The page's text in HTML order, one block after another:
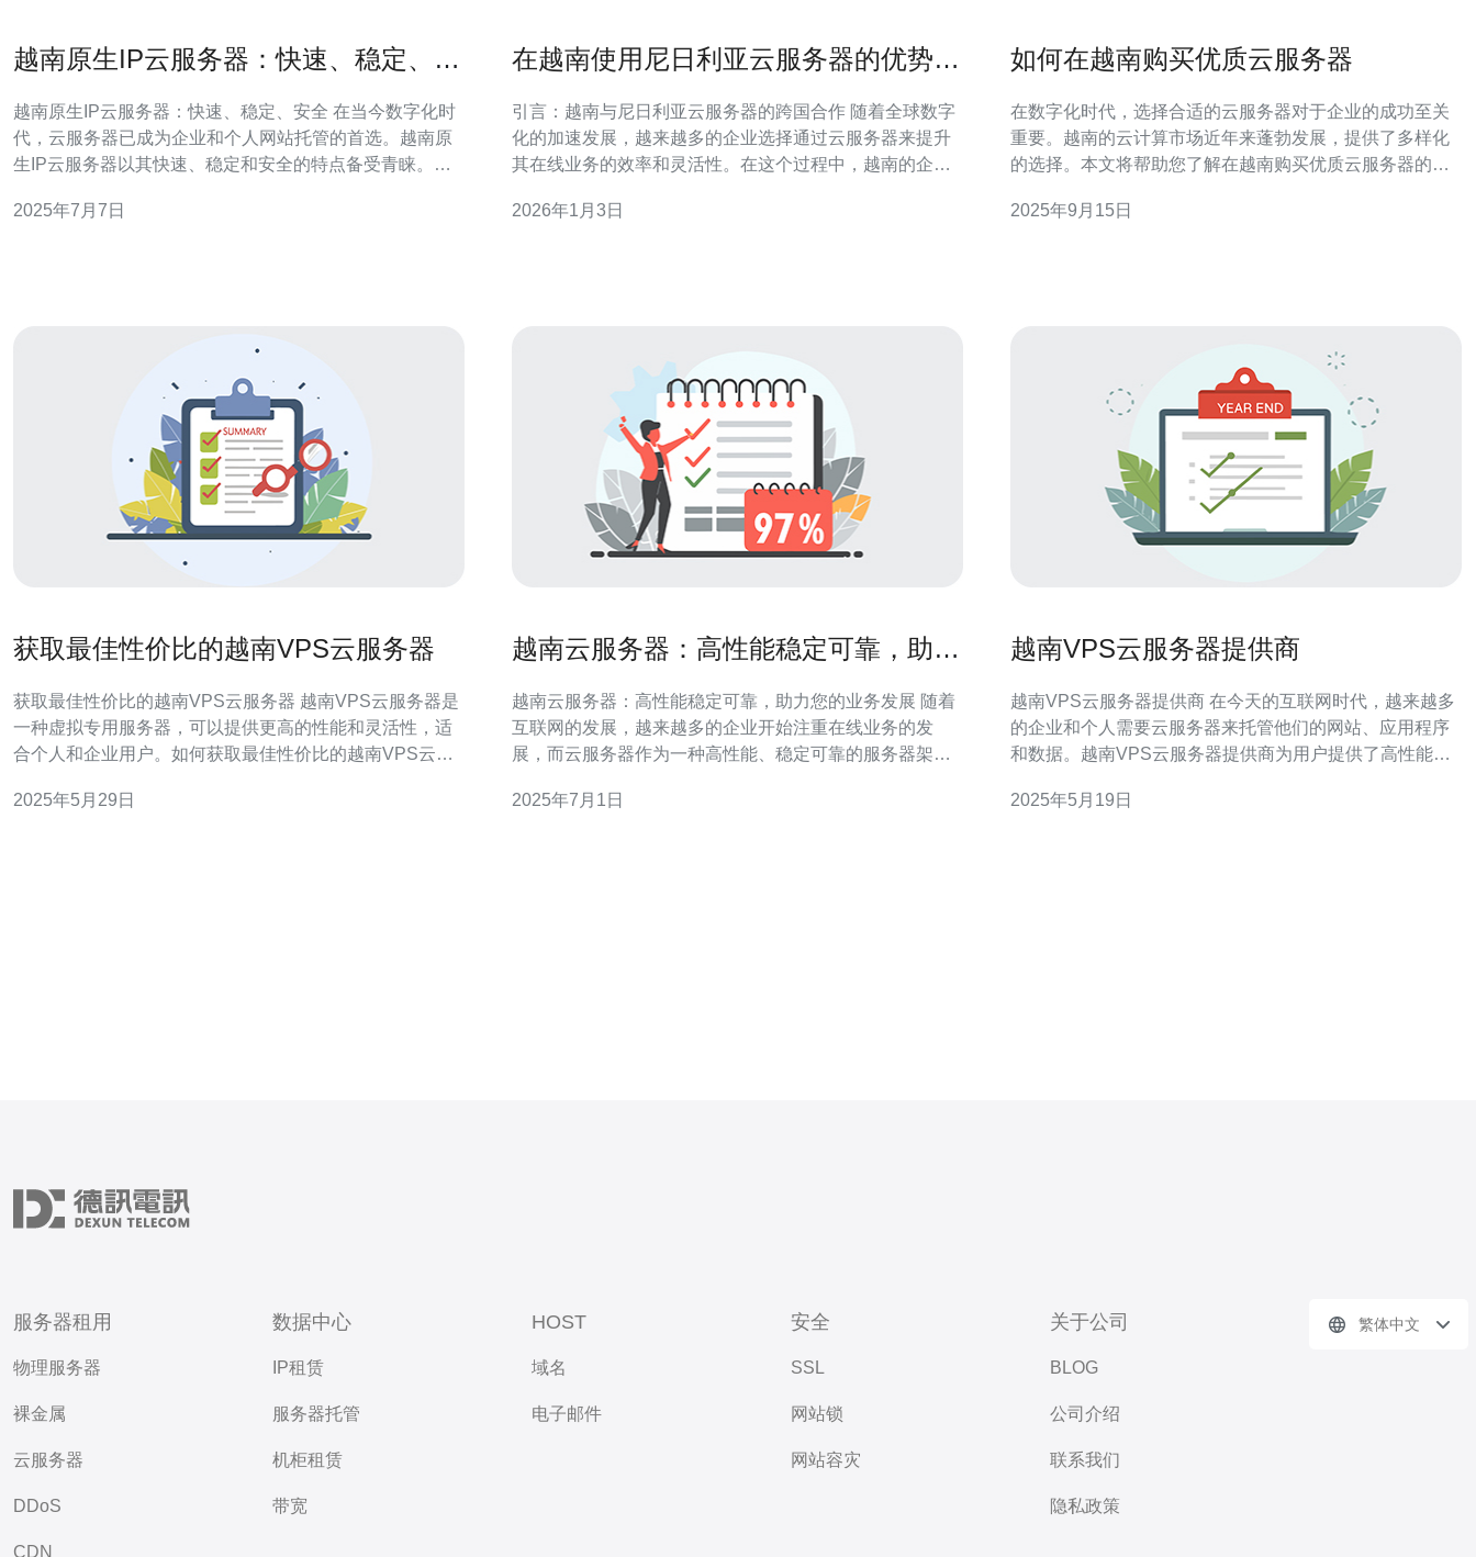
越南原生IP云服务器：快速、稳定、安
越南原生IP云服务器：快速、稳定、安全 在当今数字化时
代，云服务器已成为企业和个人网站托管的首选。越南原
生IP云服务器以其快速、稳定和安全的特点备受青睐。本
生IP云服务器拥有强大的硬件设施和网络连接，能够提供
2025年7月7日
在越南使用尼日利亚云服务器的优势与
引言：越南与尼日利亚云服务器的跨国合作 随着全球数字
化的加速发展，越来越多的企业选择通过云服务器来提升
其在线业务的效率和灵活性。在这个过程中，越南的企业
在越南使用尼日利亚云服务器的优势与挑战，让您更好地
2026年1月3日
如何在越南购买优质云服务器
在数字化时代，选择合适的云服务器对于企业的成功至关
重要。越南的云计算市场近年来蓬勃发展，提供了多样化
的选择。本文将帮助您了解在越南购买优质云服务器的各
南的云服务器市场现状如何？ 越南的云服务器市场近年来
2025年9月15日
获取最佳性价比的越南VPS云服务器
获取最佳性价比的越南VPS云服务器 越南VPS云服务器是
一种虚拟专用服务器，可以提供更高的性能和灵活性，适
合个人和企业用户。如何获取最佳性价比的越南VPS云服
务商至关重要。服务商的信誉和口碑决定了服务质量和稳
2025年5月29日
越南云服务器：高性能稳定可靠，助力
越南云服务器：高性能稳定可靠，助力您的业务发展 随着
互联网的发展，越来越多的企业开始注重在线业务的发
展，而云服务器作为一种高性能、稳定可靠的服务器架
渐成为企业选择的首选，其高性能、稳定性和可靠性为企
2025年7月1日
越南VPS云服务器提供商
越南VPS云服务器提供商 在今天的互联网时代，越来越多
的企业和个人需要云服务器来托管他们的网站、应用程序
和数据。越南VPS云服务器提供商为用户提供了高性能、
全、灵活和强大的托管解决方案。 越南VPS云服务器提供
2025年5月19日
服务器租用
物理服务器
裸金属
云服务器
DDoS
CDN
数据中心
IP租赁
服务器托管
机柜租赁
带宽
HOST
域名
电子邮件
安全
SSL
网站锁
网站容灾
关于公司
BLOG
公司介绍
联系我们
隐私政策
繁体中文